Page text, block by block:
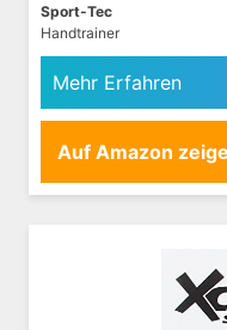
Sport-Tec
Handtrainer
Mehr Erfahren
Auf Amazon